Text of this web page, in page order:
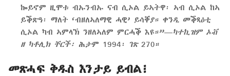
ኰይኖም ዚሞቱ ብኡንብኡ ናብ ሲኦል ይኣትዋ፡ ኣብ ሲኦል ከኣ
ይቕጽዓ፡ ማለት ‘ብዘለኣለማዊ ሓዊ’ ይሳቐያ። ቀንዲ መቕጻዕቲ
ሲኦል ካብ ኣምላኽ ንዘለኣለም ምርሓቕ እዩ።”—ካተኪዝም ኦቭ
ዘ ካቶሊክ ቸርች፡ ሕታም 1994፡ ገጽ 270።
መጽሓፍ ቅዱስ እንታይ ይብል፧